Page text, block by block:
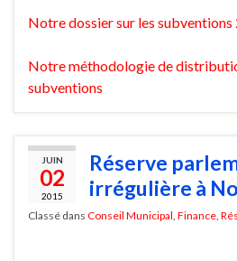
Notre dossier sur les subventions
Notre méthodologie de
subventions
JUIN
02
2015
Réserve
irrégulière à
Classé dans Conseil Municipal, Finance,